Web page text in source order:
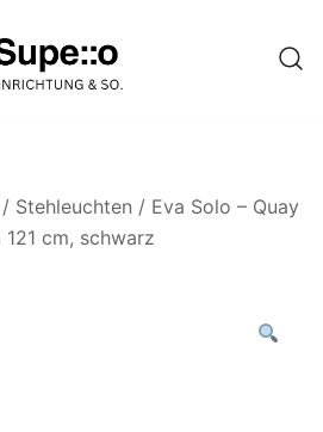
einer Website
/ Stehleuchten / Eva Solo – Quay
cm, schwarz